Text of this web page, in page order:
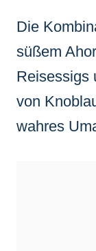
Die
süßem
Reisessigs
von
wahres